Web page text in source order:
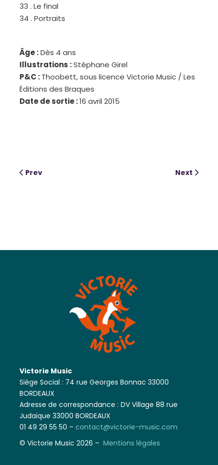
33 . Le final
34 . Portraits
Âge :Dès 4 ans
Illustrations :Stéphane Girel
P&C :Thoobett, sous licence Victorie Music / Les
Éditions des Braques
Date de sortie :16 avril 2015
Prev Next
Victorie Music
Siège Social : 74 rue Georges Bonnac 33000
BORDEAUX
Adresse de correspondance : DV Village 88 rue
Judaïque 33000 BORDEAUX
01 49 29 55 50 –contact@victorie-music.com
© Victorie Music 2026 –Mentions légales